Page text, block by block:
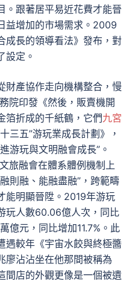
。跟著居平易近花費才能晉
益增加的市場需求。2009
成長的領導看法》發布，對
設定。
財產協作走向機構整合，慢
院印發《然後，販賣機開
箔折成的千紙鶴，它們九宮
三五”游玩業成長計劃》，
游玩與文明融會成長”。
旅融會在體系體例機制上
則融、能融盡融”，跨範疇
能明顯晉陞。2019年游玩
玩人數60.06億人次，同比
億元，同比增加11.7%。此
遇較年《宇宙水餃與終極醬
廖沾沾坐在他那間被稱為
間店的外觀更像是一個被遺